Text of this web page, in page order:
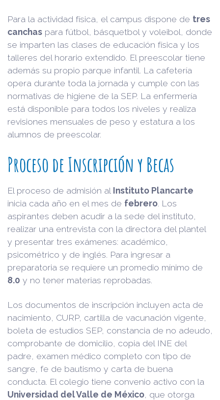
Para la actividad física, el campus dispone de tres
canchas para fútbol, básquetbol y voleibol, donde
se imparten las clases de educación física y los
talleres del horario extendido. El preescolar tiene
además su propio parque infantil. La cafetería
opera durante toda la jornada y cumple con las
normativas de higiene de la SEP. La enfermería
está disponible para todos los niveles y realiza
revisiones mensuales de peso y estatura a los
alumnos de preescolar.
Proceso de Inscripción y Becas
El proceso de admisión al Instituto Plancarte
inicia cada año en el mes de febrero . Los
aspirantes deben acudir a la sede del instituto,
realizar una entrevista con la directora del plantel
y presentar tres exámenes: académico,
psicométrico y de inglés. Para ingresar a
preparatoria se requiere un promedio mínimo de
8.0 y no tener materias reprobadas.
Los documentos de inscripción incluyen acta de
nacimiento, CURP, cartilla de vacunación vigente,
boleta de estudios SEP, constancia de no adeudo,
comprobante de domicilio, copia del INE del
padre, examen médico completo con tipo de
sangre, fe de bautismo y carta de buena
conducta. El colegio tiene convenio activo con la
Universidad del Valle de México , que otorga